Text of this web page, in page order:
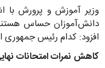
وزیر آموزش و پرورش با
دانش‌آموزان حساس هستند
افزود: کدام رئیس جمهوری
کاهش نمرات امتحانات نهایی در خرداد